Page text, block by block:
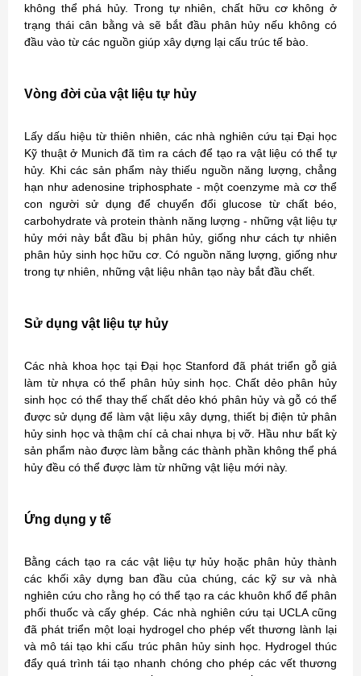
không thể phá hủy. Trong tự nhiên, chất hữu cơ không ở
trạng thái cân bằng và sẽ bắt đầu phân hủy nếu không có
đầu vào từ các nguồn giúp xây dựng lại cấu trúc tế bào.
Vòng đời của vật liệu tự hủy
Lấy dấu hiệu từ thiên nhiên, các nhà nghiên cứu tại Đại học
Kỹ thuật ở Munich đã tìm ra cách để tạo ra vật liệu có thể tự
hủy. Khi các sản phẩm này thiếu nguồn năng lượng, chẳng
hạn như adenosine triphosphate - một coenzyme mà cơ thể
con người sử dụng để chuyển đổi glucose từ chất béo,
carbohydrate và protein thành năng lượng - những vật liệu tự
hủy mới này bắt đầu bị phân hủy, giống như cách tự nhiên
phân hủy sinh học hữu cơ. Có nguồn năng lượng, giống như
trong tự nhiên, những vật liệu nhân tạo này bắt đầu chết.
Sử dụng vật liệu tự hủy
Các nhà khoa học tại Đại học Stanford đã phát triển gỗ giả
làm từ nhựa có thể phân hủy sinh học. Chất dẻo phân hủy
sinh học có thể thay thế chất dẻo khó phân hủy và gỗ có thể
được sử dụng để làm vật liệu xây dựng, thiết bị điện tử phân
hủy sinh học và thậm chí cả chai nhựa bị vỡ. Hầu như bất kỳ
sản phẩm nào được làm bằng các thành phần không thể phá
hủy đều có thể được làm từ những vật liệu mới này.
Ứng dụng y tế
Bằng cách tạo ra các vật liệu tự hủy hoặc phân hủy thành
các khối xây dựng ban đầu của chúng, các kỹ sư và nhà
nghiên cứu cho rằng họ có thể tạo ra các khuôn khổ để phân
phối thuốc và cấy ghép. Các nhà nghiên cứu tại UCLA cũng
đã phát triển một loại hydrogel cho phép vết thương lành lại
và mô tái tạo khi cấu trúc phân hủy sinh học. Hydrogel thúc
đẩy quá trình tái tạo nhanh chóng cho phép các vết thương